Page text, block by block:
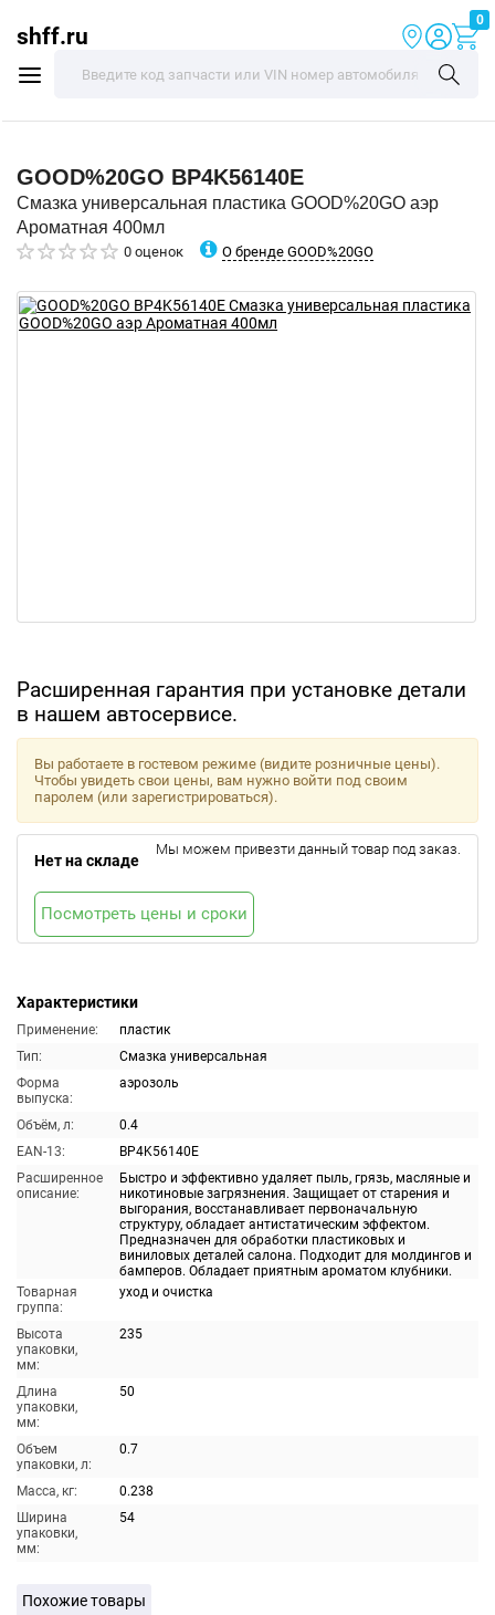
shff.ru
0
GOOD%20GO BP4K56140E
Смазка универсальная пластика GOOD%20GO аэр
Ароматная 400мл
0 оценок О бренде GOOD%20GO
Расширенная гарантия при установке детали
в нашем автосервисе.
Характеристики
Применение:
пластик
Тип:
Смазка универсальная
Форма
выпуска:
аэрозоль
Объём, л:
0.4
EAN-13:
BP4K56140E
Расширенное
описание:
Быстро и эффективно удаляет пыль, грязь, масляные и
никотиновые загрязнения. Защищает от старения и
выгорания, восстанавливает первоначальную
структуру, обладает антистатическим эффектом.
Предназначен для обработки пластиковых и
виниловых деталей салона. Подходит для молдингов и
бамперов. Обладает приятным ароматом клубники.
Товарная
группа:
уход и очистка
Высота
упаковки,
мм:
235
Длина
упаковки,
мм:
50
Объем
упаковки, л:
0.7
Масса, кг:
0.238
Ширина
упаковки,
мм:
54
Вы работаете в гостевом режиме (видите розничные цены).
Чтобы увидеть свои цены, вам нужно войти под своим
паролем (или зарегистрироваться).
Нет на складе
Мы можем привезти данный товар под заказ.
Посмотреть цены и сроки
Похожие товары